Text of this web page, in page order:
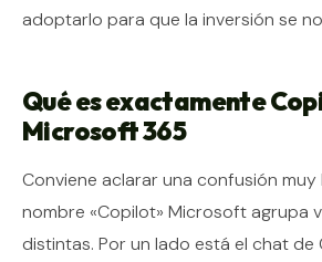
adoptarlo para que la inversión se
Qué es exactamente
Microsoft 365
Conviene aclarar una confusión muy
nombre «Copilot» Microsoft agrupa
distintas. Por un lado está el chat de